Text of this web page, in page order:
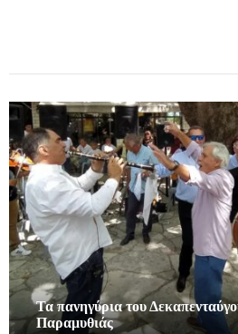
Τα πανηγύρια του
Παραμυθιάς